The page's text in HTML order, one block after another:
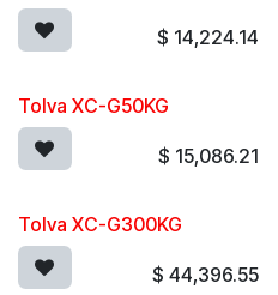
$ 14,224.14
Tolva XC-G50KG
$ 15,086.21
Tolva XC-G300KG
$ 44,396.55